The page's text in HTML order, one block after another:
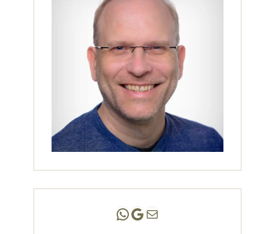
Andreas Scholz | (HPP)
Praxis Adlershof
E-Mail an mich ...